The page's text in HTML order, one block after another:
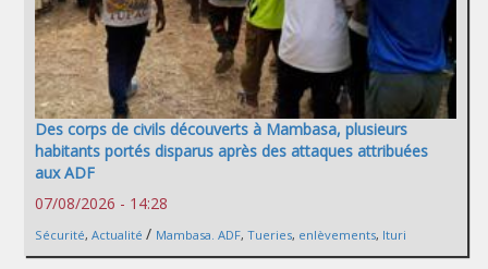
Des corps de civils découverts à Mambasa, plusieurs
habitants portés disparus après des attaques attribuées
aux ADF
07/08/2026 - 14:28
Sécurité, Actualité / Mambasa. ADF, Tueries, enlèvements, Ituri